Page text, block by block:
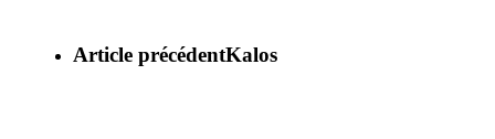
Article précédentKalos